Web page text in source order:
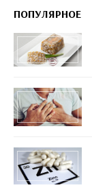
ПОПУЛЯРНОЕ